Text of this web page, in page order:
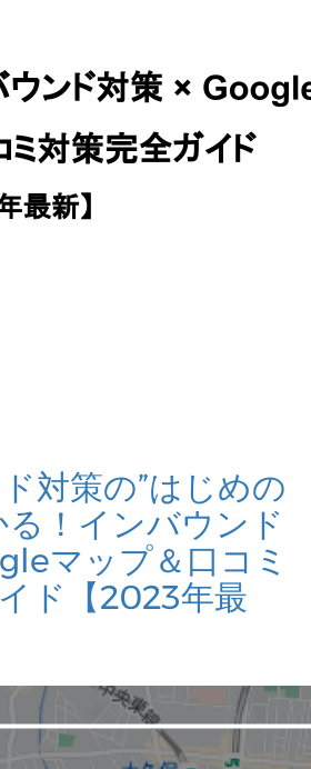
対策の”はじめの
る！インバウンド
マップ＆口コミ
ド【2023年最